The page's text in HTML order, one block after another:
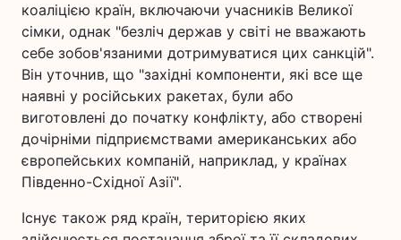
коаліцією країн, включаючи учасників Великої
сімки, однак "безліч держав у світі не вважають
себе зобов'язаними дотримуватися цих санкцій".
Він уточнив, що "західні компоненти, які все ще
наявні у російських ракетах, були або
виготовлені до початку конфлікту, або створені
дочірніми підприємствами американських або
європейських компаній, наприклад, у країнах
Південно-Східної Азії".
Існує також ряд країн, територією яких